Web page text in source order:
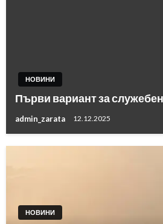
НОВИНИ
Първи вариант за
admin_zarata 12.12.2025
НОВИНИ